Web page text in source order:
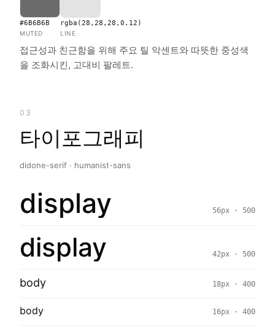
#6B6B6B
MUTED
rgba(28,28,28,0.12)
LINE
접근성과 친근함을 위해 주요 틸 악센트와 따뜻한 중성색
을 조화시킨, 고대비 팔레트.
03
타이포그래피
didone-serif · humanist-sans
display 56px · 500
display 42px · 500
body 18px · 400
body 16px · 400